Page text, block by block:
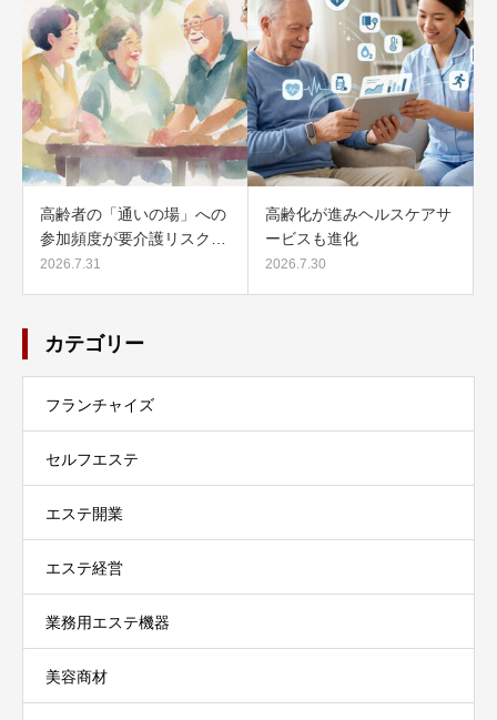
高齢者の「通いの場」への
参加頻度が要介護リスク…
2026.7.31
高齢化が進みヘルスケアサ
ービスも進化
2026.7.30
カテゴリー
フランチャイズ
セルフエステ
エステ開業
エステ経営
業務用エステ機器
美容商材